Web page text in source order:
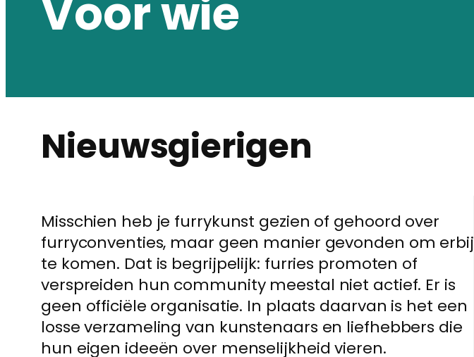
Voor wie
Nieuwsgierigen
Misschien heb je furrykunst gezien of gehoord over
furryconventies, maar geen manier gevonden om erbij
te komen. Dat is begrijpelijk: furries promoten of
verspreiden hun community meestal niet actief. Er is
geen officiële organisatie. In plaats daarvan is het een
losse verzameling van kunstenaars en liefhebbers die
hun eigen ideeën over menselijkheid vieren.